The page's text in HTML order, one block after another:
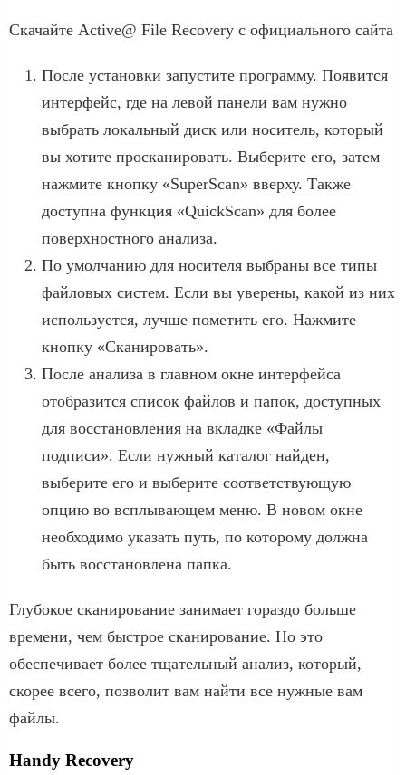
Скачайте Active@ File Recovery с официального сайта
После установки запустите программу. Появится
интерфейс, где на левой панели вам нужно
выбрать локальный диск или носитель, который
вы хотите просканировать. Выберите его, затем
нажмите кнопку «SuperScan» вверху. Также
доступна функция «QuickScan» для более
поверхностного анализа.
По умолчанию для носителя выбраны все типы
файловых систем. Если вы уверены, какой из них
используется, лучше пометить его. Нажмите
кнопку «Сканировать».
После анализа в главном окне интерфейса
отобразится список файлов и папок, доступных
для восстановления на вкладке «Файлы
подписи». Если нужный каталог найден,
выберите его и выберите соответствующую
опцию во всплывающем меню. В новом окне
необходимо указать путь, по которому должна
быть восстановлена ​​папка.
Глубокое сканирование занимает гораздо больше
времени, чем быстрое сканирование. Но это
обеспечивает более тщательный анализ, который,
скорее всего, позволит вам найти все нужные вам
файлы.
Handy Recovery